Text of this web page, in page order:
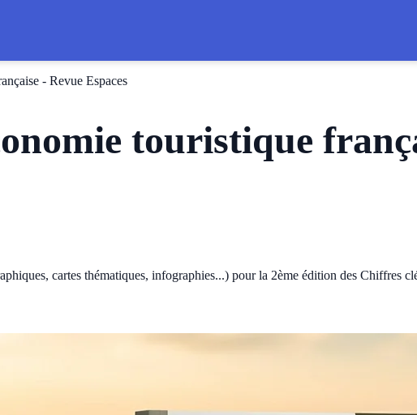
- Revue Espaces
touristique
cartes thématiques, infographies...) pour la 2ème édition des Chiffres